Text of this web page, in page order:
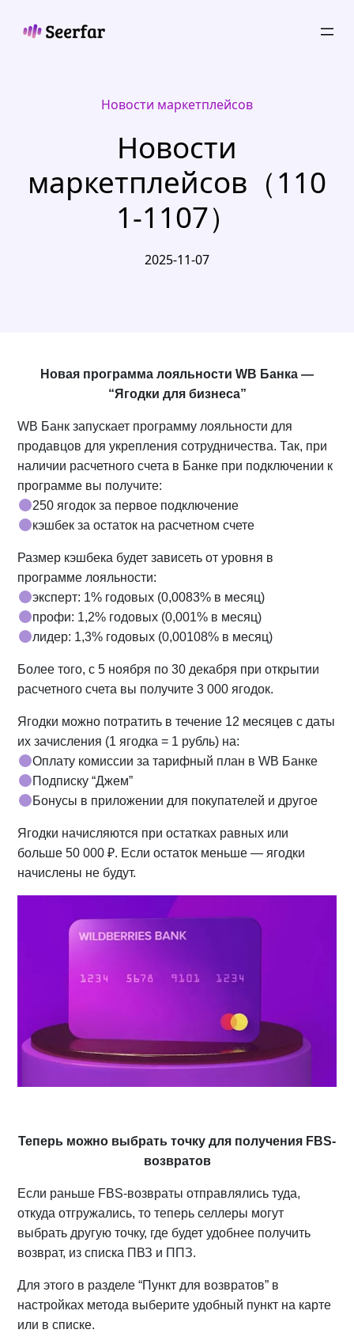
Новости маркетплейсов
Новости
маркетплейсов（110
1-1107）
2025-11-07
Новая программа лояльности WB Банка —
“Ягодки для бизнеса”
WB Банк запускает программу лояльности для
продавцов для укрепления сотрудничества. Так, при
наличии расчетного счета в Банке при подключении к
программе вы получите:
250 ягодок за первое подключение
кэшбек за остаток на расчетном счете
Размер кэшбека будет зависеть от уровня в
программе лояльности:
эксперт: 1% годовых (0,0083% в месяц)
профи: 1,2% годовых (0,001% в месяц)
лидер: 1,3% годовых (0,00108% в месяц)
Более того, с 5 ноября по 30 декабря при открытии
расчетного счета вы получите 3 000 ягодок.
Ягодки можно потратить в течение 12 месяцев с даты
их зачисления (1 ягодка = 1 рубль) на:
Оплату комиссии за тарифный план в WB Банке
Подписку “Джем”
Бонусы в приложении для покупателей и другое
Ягодки начисляются при остатках равных или
больше 50 000 ₽. Если остаток меньше — ягодки
начислены не будут.
Теперь можно выбрать точку для получения FBS-
возвратов
Если раньше FBS-возвраты отправлялись туда,
откуда отгружались, то теперь селлеры могут
выбрать другую точку, где будет удобнее получить
возврат, из списка ПВЗ и ППЗ.
Для этого в разделе “Пункт для возвратов” в
настройках метода выберите удобный пункт на карте
или в списке.